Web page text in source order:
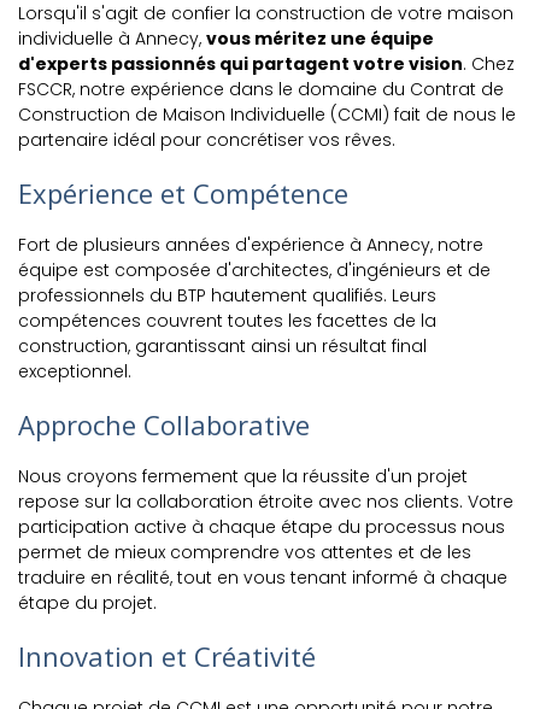
Lorsqu'il s'agit de confier la construction de votre maison
individuelle à Annecy, vous méritez une équipe
d'experts passionnés qui partagent votre vision. Chez
FSCCR, notre expérience dans le domaine du Contrat de
Construction de Maison Individuelle (CCMI) fait de nous le
partenaire idéal pour concrétiser vos rêves.
Expérience et Compétence
Fort de plusieurs années d'expérience à Annecy, notre
équipe est composée d'architectes, d'ingénieurs et de
professionnels du BTP hautement qualifiés. Leurs
compétences couvrent toutes les facettes de la
construction, garantissant ainsi un résultat final
exceptionnel.
Approche Collaborative
Nous croyons fermement que la réussite d'un projet
repose sur la collaboration étroite avec nos clients. Votre
participation active à chaque étape du processus nous
permet de mieux comprendre vos attentes et de les
traduire en réalité, tout en vous tenant informé à chaque
étape du projet.
Innovation et Créativité